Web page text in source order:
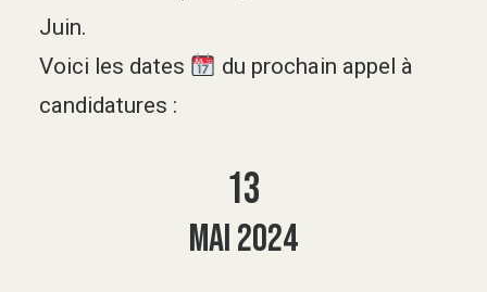
Juin.
Voici les dates
du prochain appel à
candidatures :
13
mai 2024